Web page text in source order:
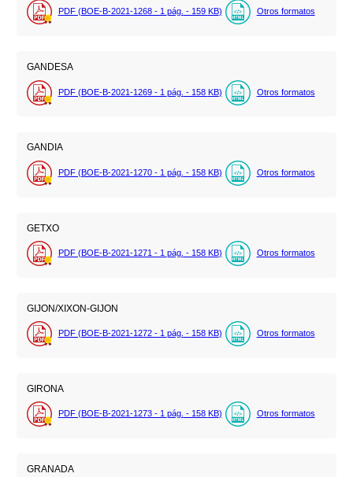
PDF (BOE-B-2021-1268 - 1 pág. - 159 KB) Otros formatos
GANDESA
PDF (BOE-B-2021-1269 - 1 pág. - 158 KB) Otros formatos
GANDIA
PDF (BOE-B-2021-1270 - 1 pág. - 158 KB) Otros formatos
GETXO
PDF (BOE-B-2021-1271 - 1 pág. - 158 KB) Otros formatos
GIJON/XIXON-GIJON
PDF (BOE-B-2021-1272 - 1 pág. - 158 KB) Otros formatos
GIRONA
PDF (BOE-B-2021-1273 - 1 pág. - 158 KB) Otros formatos
GRANADA